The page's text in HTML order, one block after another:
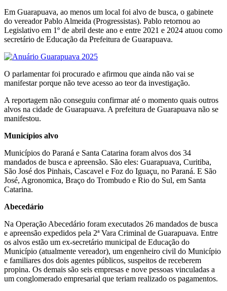
Em Guarapuava, ao menos um local foi alvo de busca, o gabinete
do vereador Pablo Almeida (Progressistas). Pablo retornou ao
Legislativo em 1º de abril deste ano e entre 2021 e 2024 atuou como
secretário de Educação da Prefeitura de Guarapuava.
O parlamentar foi procurado e afirmou que ainda não vai se
manifestar porque não teve acesso ao teor da investigação.
A reportagem não conseguiu confirmar até o momento quais outros
alvos na cidade de Guarapuava. A prefeitura de Guarapuava não se
manifestou.
Municípios alvo
Municípios do Paraná e Santa Catarina foram alvos dos 34
mandados de busca e apreensão. São eles: Guarapuava, Curitiba,
São José dos Pinhais, Cascavel e Foz do Iguaçu, no Paraná. E São
José, Agronomica, Braço do Trombudo e Rio do Sul, em Santa
Catarina.
Abecedário
Na Operação Abecedário foram executados 26 mandados de busca
e apreensão expedidos pela 2ª Vara Criminal de Guarapuava. Entre
os alvos estão um ex-secretário municipal de Educação do
Município (atualmente vereador), um engenheiro civil do Município
e familiares dos dois agentes públicos, suspeitos de receberem
propina. Os demais são seis empresas e nove pessoas vinculadas a
um conglomerado empresarial que teriam realizado os pagamentos.